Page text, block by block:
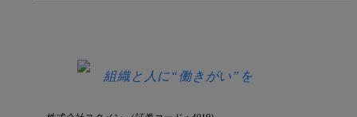
組織と人に“働きがい”を